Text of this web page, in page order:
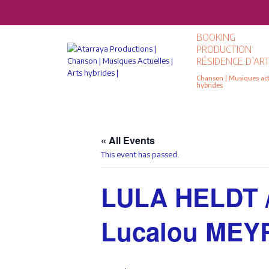
BOOKING
PRODUCTION
RÉSIDENCE
Chanson | Musiques
hybrides
« All Events
This event has passed.
LULA
Lucalou